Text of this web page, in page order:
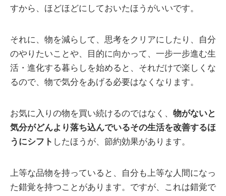
すから、ほどほどにしておいたほうがいいです。
それに、物を減らして、思考をクリアにしたり、自分
のやりたいことや、目的に向かって、一步一步進む生
活・進化する暮らしを始めると、それだけで楽しくな
るので、物で気分をあげる必要はなくなります。
お気に入りの物を買い続けるのではなく、 物がないと
気分がどんより落ち込んでいるその生活を改善するほ
うにシフト したほうが、節約効果があります。
上等な品物を持っていると、自分も上等な人間になっ
た錯覚を持つことがあります。ですが、これは錯覚で